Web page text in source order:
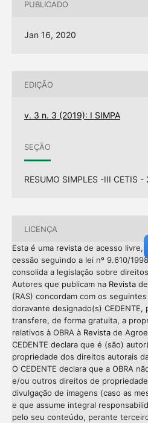
PUBLICADO
Jan 16, 2020
EDIÇÃO
v. 3 n. 3 (2019): I SIMPA
SEÇÃO
RESUMO SIMPLES -III CETIS
LICENÇA
Esta é uma revistade acesso livre,
cessão seguindo a lei nº 9.610/
consolida a legislação sobre
Autores que publicam na Revistade
(RAS) concordam com os
doravante designado(s)
transfere, de forma gratuita, a
relativos à OBRA à Revistade
CEDENTE declara que é (são)
propriedade dos direitos autorais
O CEDENTE declara que a OBRA
e/ou outros direitos de
divulgação de imagens (caso as
e que assume integral
pelo seu conteúdo, perante